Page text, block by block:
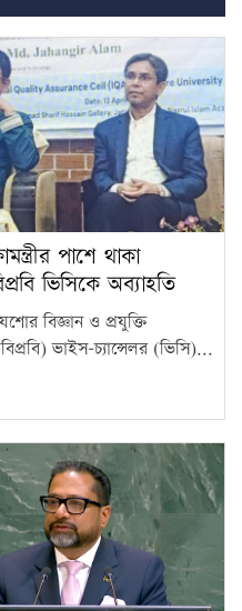
পাশে থাকা
ভিসিকে অব্যাহতি
বিজ্ঞান ও প্রযুক্তি
ভাইস-চ্যান্সেলর (ভিসি)...